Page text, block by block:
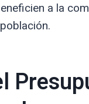
a la